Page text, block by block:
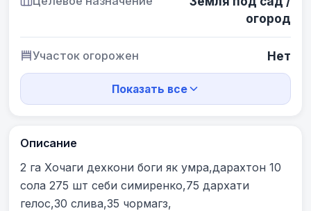
огород
Участок огорожен Нет
Показать все
Описание
2 га Хочаги дехкони боги як умра,дарахтон 10
сола 275 шт себи симиренко,75 дархати
гелос,30 слива,35 чормагз,